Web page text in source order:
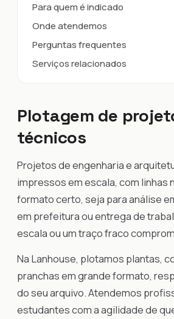
Para quem é indicado
Onde atendemos
Perguntas frequentes
Serviços relacionados
Plotagem de
técnicos
Projetos de engenharia e
impressos em escala, com linhas
formato certo, seja para análise
em prefeitura ou entrega de
escala ou um traço fraco
Na Lanhouse, plotamos plantas,
pranchas em grande formato,
do seu arquivo. Atendemos
estudantes com a agilidade de